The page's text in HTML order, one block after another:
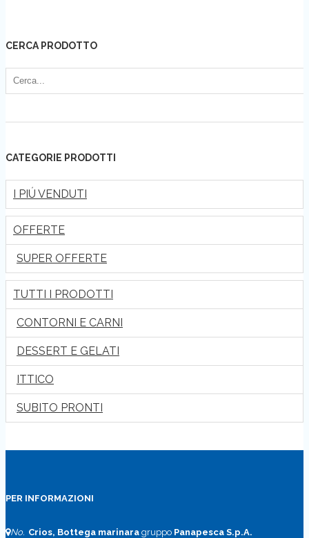
CERCA PRODOTTO
CATEGORIE PRODOTTI
I PIÚ VENDUTI
OFFERTE
SUPER OFFERTE
TUTTI I PRODOTTI
CONTORNI E CARNI
DESSERT E GELATI
ITTICO
SUBITO PRONTI
PER INFORMAZIONI
No. Crios, Bottega marinara gruppo Panapesca S.p.A.